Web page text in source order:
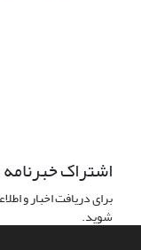
اشتراک خبرنامه
برای دریافت اخبار و
شوید.